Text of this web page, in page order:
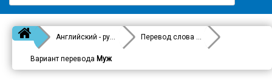
Английский - русский Перевод слова
Spouse
Вариант перевода Муж